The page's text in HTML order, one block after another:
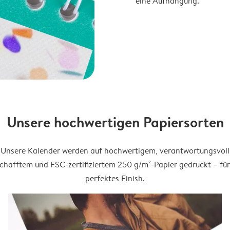
Unsere hochwertigen Papiersorten
Unsere Kalender werden auf hochwertigem, verantwortungsvoll
und FSC-zertifiziertem 250 g/m²-Papier gedruckt –
perfektes Finish.